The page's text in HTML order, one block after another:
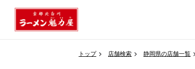
トップ 店舗検索 静岡県の店舗一覧